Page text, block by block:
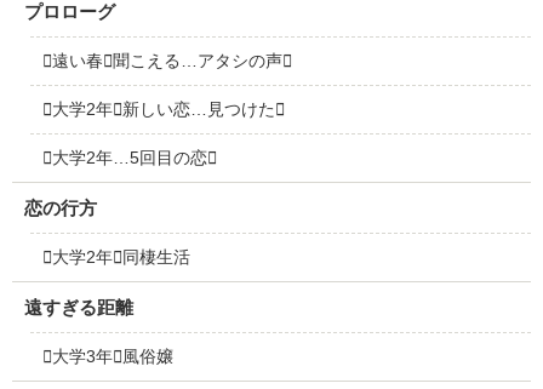
プロローグ
遠い春聞こえる…アタシの声
大学2年新しい恋…見つけた
大学2年…5回目の恋
恋の行方
大学2年同棲生活
遠すぎる距離
大学3年風俗嬢